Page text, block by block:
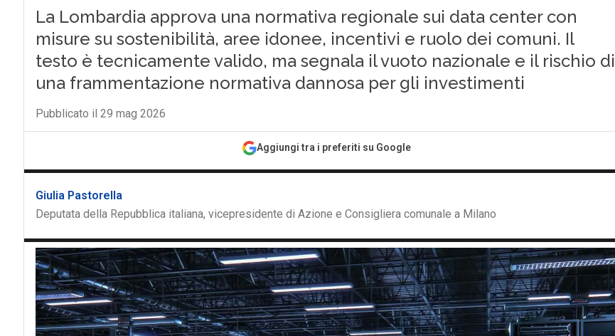
La Lombardia approva una normativa regionale sui data center con
misure su sostenibilità, aree idonee, incentivi e ruolo dei comuni. Il
testo è tecnicamente valido, ma segnala il vuoto nazionale e il rischio di
una frammentazione normativa dannosa per gli investimenti
Pubblicato il 29 mag 2026
Aggiungi tra i preferiti su Google
Giulia Pastorella
Deputata della Repubblica italiana, vicepresidente di Azione e Consigliera comunale a Milano